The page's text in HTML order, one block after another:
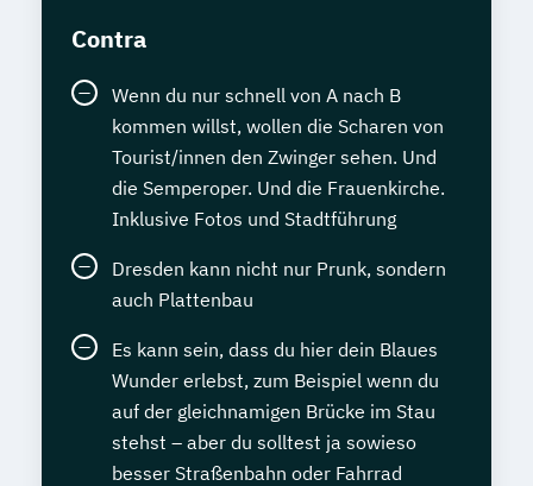
Contra
Wenn du nur schnell von A nach B
kommen willst, wollen die Scharen von
Tourist/innen den Zwinger sehen. Und
die Semperoper. Und die Frauenkirche.
Inklusive Fotos und Stadtführung
Dresden kann nicht nur Prunk, sondern
auch Plattenbau
Es kann sein, dass du hier dein Blaues
Wunder erlebst, zum Beispiel wenn du
auf der gleichnamigen Brücke im Stau
stehst – aber du solltest ja sowieso
besser Straßenbahn oder Fahrrad